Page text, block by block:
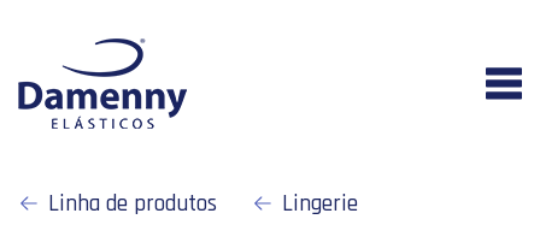
Linha de produtos Lingerie